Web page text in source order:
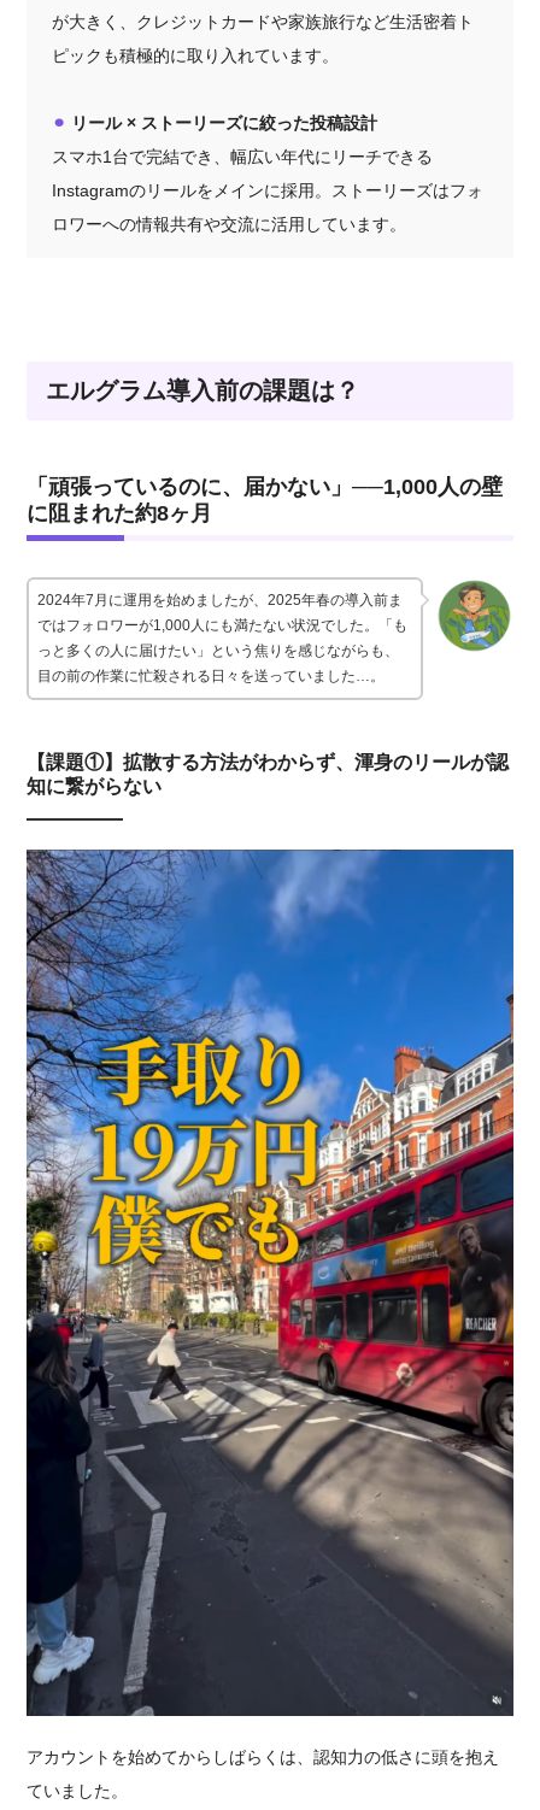
が大きく、クレジットカードや家族旅行など生活密着ト
ピックも積極的に取り入れています。
⚫︎ リール × ストーリーズに絞った投稿設計
スマホ1台で完結でき、幅広い年代にリーチできる
Instagramのリールをメインに採用。ストーリーズはフォ
ロワーへの情報共有や交流に活用しています。
エルグラム導入前の課題は？
「頑張っているのに、届かない」──1,000人の壁
に阻まれた約8ヶ月
2024年7月に運用を始めましたが、2025年春の導入前ま
ではフォロワーが1,000人にも満たない状況でした。「も
っと多くの人に届けたい」という焦りを感じながらも、
目の前の作業に忙殺される日々を送っていました…。
【課題①】拡散する方法がわからず、渾身のリールが認
知に繋がらない
アカウントを始めてからしばらくは、認知力の低さに頭を抱え
ていました。